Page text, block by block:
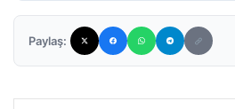
Paylaş: